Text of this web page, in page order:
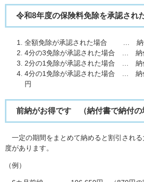
令和8年度の保険料免除を承認され
全額免除が承認された場合 … 納
4分の3免除が承認された場合 … 納
2分の1免除が承認された場合 … 納
4分の1免除が承認された場合 … 納
円
前納がお得です （納付書で納付の
一定の期間をまとめて納めると割引される
度があります。
（例）